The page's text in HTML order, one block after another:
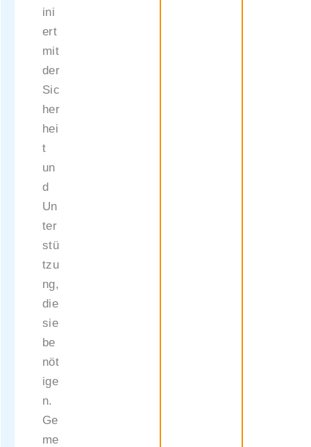
ini
ert
mit
der
Sic
her
hei
t
un
d
Un
ter
stü
tzu
ng,
die
sie
be
nöt
ige
n.
Ge
me